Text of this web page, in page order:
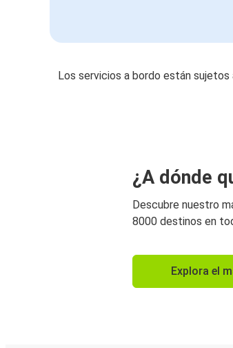
Los servicios a bordo están sujetos
¿A dónde
Descubre nuestro
8000 destinos en
Explora el